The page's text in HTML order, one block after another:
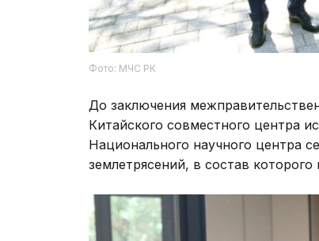
Фото: МЧС РК
До заключения
Китайского совместного центра
Национального научного центра
землетрясений, в состав